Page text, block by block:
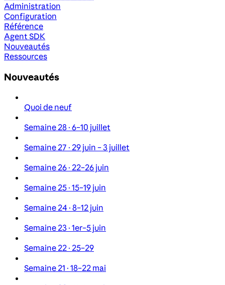
Administration
Configuration
Référence
Agent SDK
Nouveautés
Ressources
Nouveautés
Quoi de neuf
Semaine 28 · 6–10 juillet
Semaine 27 · 29 juin – 3 juillet
Semaine 26 · 22–26 juin
Semaine 25 · 15–19 juin
Semaine 24 · 8–12 juin
Semaine 23 · 1er–5 juin
Semaine 22 · 25–29
Semaine 21 · 18–22 mai